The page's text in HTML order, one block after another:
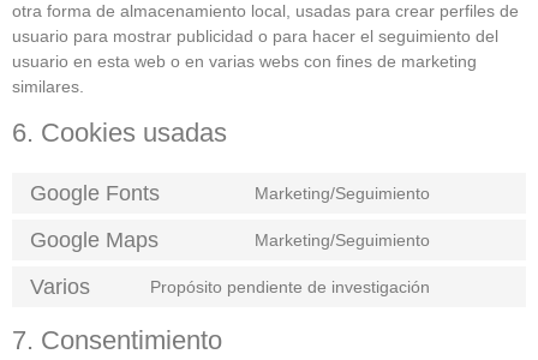
otra forma de almacenamiento local, usadas para crear perfiles de
usuario para mostrar publicidad o para hacer el seguimiento del
usuario en esta web o en varias webs con fines de marketing
similares.
6. Cookies usadas
Google Fonts Marketing/Seguimiento
Google Maps Marketing/Seguimiento
Varios Propósito pendiente de investigación
7. Consentimiento